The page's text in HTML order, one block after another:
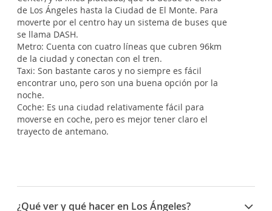
de Los Ángeles hasta la Ciudad de El Monte. Para
moverte por el centro hay un sistema de buses que
se llama DASH.
Metro: Cuenta con cuatro líneas que cubren 96km
de la ciudad y conectan con el tren.
Taxi: Son bastante caros y no siempre es fácil
encontrar uno, pero son una buena opción por la
noche.
Coche: Es una ciudad relativamente fácil para
moverse en coche, pero es mejor tener claro el
trayecto de antemano.
¿Qué ver y qué hacer en Los Ángeles?